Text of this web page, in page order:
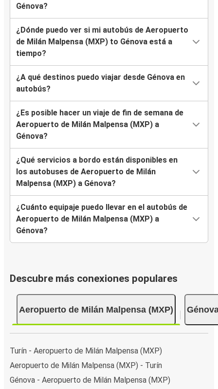
Génova?
¿Dónde puedo ver si mi autobús de Aeropuerto
de Milán Malpensa (MXP) to Génova está a
tiempo?
¿A qué destinos puedo viajar desde Génova en
autobús?
¿Es posible hacer un viaje de fin de semana de
Aeropuerto de Milán Malpensa (MXP) a
Génova?
¿Qué servicios a bordo están disponibles en
los autobuses de Aeropuerto de Milán
Malpensa (MXP) a Génova?
¿Cuánto equipaje puedo llevar en el autobús de
Aeropuerto de Milán Malpensa (MXP) a
Génova?
Descubre más conexiones populares
Aeropuerto de Milán Malpensa (MXP)
Turín - Aeropuerto de Milán Malpensa (MXP)
Aeropuerto de Milán Malpensa (MXP) - Turín
Génova - Aeropuerto de Milán Malpensa (MXP)